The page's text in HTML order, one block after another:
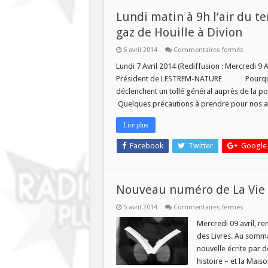
Lundi matin à 9h l’air du
gaz de Houille à Divion
6 avril 2014 Commentaires ferméssur
matin
9h
l’air
du
temps
parler
du
Divion
Lundi 7 Avril 2014 (Rediffusion : Mercredi 9
Président de LESTREM-NATURE
déclenchent un tollé général auprès de la
Quelques précautions à prendre pour nos
Lire plus
Facebook Twitter Google
Nouveau numéro de La
5 avril 2014 Commentaires ferméssur
numéro
La
Vie
des
Livres
Mercredi 09 avril,
des Livres. Au
nouvelle écrite par
histoire – et la